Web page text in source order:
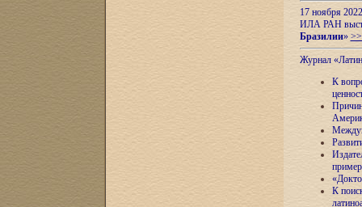
17 ноября
ИЛА РАН
Бразилии»
Журнал
К
К